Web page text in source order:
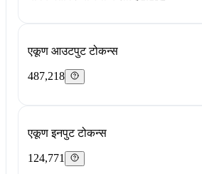
एकूण आउटपुट टोकन्स
487,218
एकूण इनपुट टोकन्स
124,771